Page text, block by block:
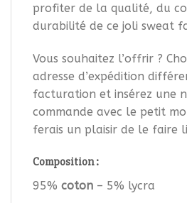
profiter de la qualité, du
durabilité de ce joli sweat
Vous souhaitez l’offrir ?
adresse d’expédition
facturation et insérez une
commande avec le petit
ferais un plaisir de le faire
Composition :
95% coton – 5% lycra